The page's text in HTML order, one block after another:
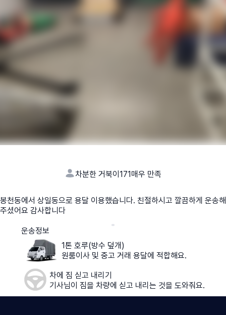
차분한 거북이171매우 만족
봉천동에서 상일동으로 용달 이용했습니다. 친절하시고 깔끔하게 운송해
주셨어요 감사합니다
운송정보
1톤 호루(방수 덮개)
원룸이사 및 중고 거래 용달에 적합해요.
차에 짐 싣고 내리기
기사님이 짐을 차량에 싣고 내리는 것을 도와줘요.